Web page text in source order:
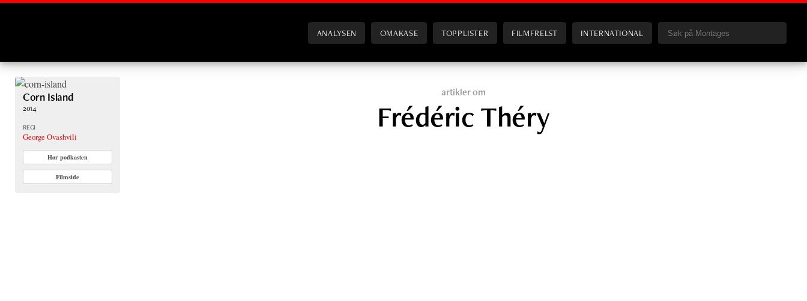
ANALYSEN OMAKASE TOPPLISTER FILMFRELST INTERNATIONAL
Corn Island
2014
REGI
George Ovashvili
Hør podkasten
Filmside
artikler om
Frédéric Théry